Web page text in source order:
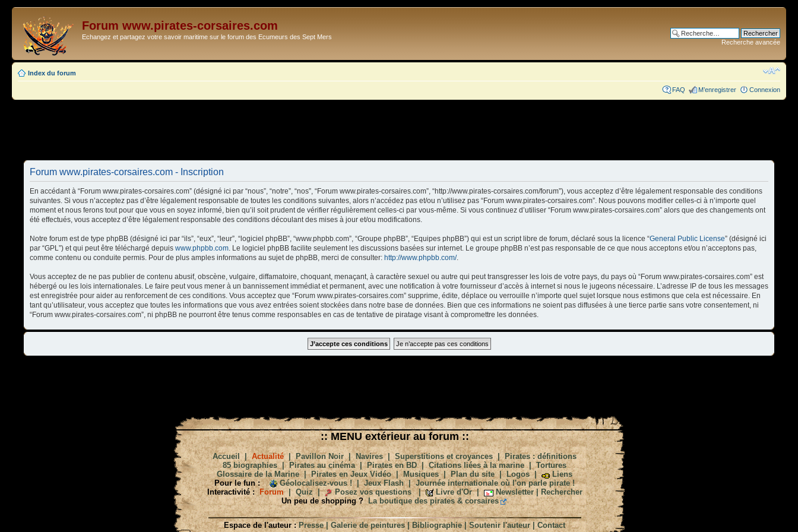
Forum www.pirates-corsaires.com
Echangez et partagez votre savoir maritime sur le forum des Ecumeurs des Sept Mers
Recherche avancée
Index du forum
FAQ M’enregistrer Connexion
Forum www.pirates-corsaires.com - Inscription
En accédant à “Forum www.pirates-corsaires.com” (désigné ici par “nous”, “notre”, “nos”, “Forum www.pirates-corsaires.com”, “http://www.pirates-corsaires.com/forum”), vous acceptez d’être légalement responsable des conditions
suivantes. Si vous n’acceptez pas d’être légalement responsable de toutes les conditions suivantes, alors n’accédez pas et/ou n’utilisez pas “Forum www.pirates-corsaires.com”. Nous pouvons modifier celles-ci à n’importe quel
moment et nous ferons tout pour que vous en soyez informé, bien qu’il soit prudent de vérifier régulièrement celles-ci par vous-même. Si vous continuez d’utiliser “Forum www.pirates-corsaires.com” alors que des changements ont
été effectués, vous acceptez d’être légalement responsable des conditions découlant des mises à jour et/ou modifications.
Notre forum est de type phpBB (désigné ici par “ils”, “eux”, “leur”, “logiciel phpBB”, “www.phpbb.com”, “Groupe phpBB”, “Equipes phpBB”) qui est un script libre de forum, déclaré sous la licence “General Public License” (désigné ici
par “GPL”) et qui peut être téléchargé depuis www.phpbb.com. Le logiciel phpBB facilite seulement les discussions basées sur internet. Le groupe phpBB n’est pas responsable de ce que nous acceptons et/ou n’acceptons pas,
comme contenu ou conduite permis. Pour de plus amples informations au sujet de phpBB, merci de consulter: http://www.phpbb.com/.
Vous acceptez de ne pas publier de contenu abusif, obscène, vulgaire, diffamatoire, choquant, menaçant, à caractère sexuel ou autre qui peut transgresser les lois de votre pays, du pays où “Forum www.pirates-corsaires.com” est
hébergé ou les lois internationales. Le faire peut vous mener à un bannissement immédiat et permanent, avec une notification à votre fournisseur d’accès à internet si nous le jugeons nécessaire. L’adresse IP de tous les messages
est enregistrée pour aider au renforcement de ces conditions. Vous acceptez que “Forum www.pirates-corsaires.com” supprime, édite, déplace ou verrouille n’importe quel sujet lorsque nous estimons que cela est nécessaire. En
tant qu’utilisateur, vous acceptez que toutes les informations que vous avez entrées soient stockées dans notre base de données. Bien que ces informations ne soient pas diffusées à une tierce partie sans votre consentement, ni
“Forum www.pirates-corsaires.com”, ni phpBB ne pourront être tenus comme responsables en cas de tentative de piratage visant à compromettre les données.
:: MENU extérieur au forum ::
Accueil |Actualité|Pavillon Noir|Navires|Superstitions et croyances|Pirates : définitions
85 biographies| Pirates au cinéma|Pirates en BD|Citations liées à la marine|Tortures
Glossaire de la Marine|Pirates en Jeux Vidéo|Musiques|Plan du site|Logos|
Liens
Pour le fun :
Géolocalisez-vous !|Jeux Flash|Journée internationale où l'on parle pirate !
Interactivité : Forum| Quiz| Posez vos questions| Livre d'Or| Newsletter| Rechercher
Un peu de shopping ?
La boutique des pirates & corsaires
Espace de l'auteur : Presse|Galerie de peintures|Bibliographie|Soutenir l'auteur|Contact